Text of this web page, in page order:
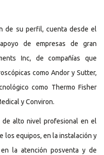
de su perfil, cuenta desde el
de empresas de gran
Inc, de compañías que
como Andor y Sutter,
como Thermo Fisher
y Conviron.
de alto nivel profesional en el
los equipos, en la instalación y
la atención posventa y de